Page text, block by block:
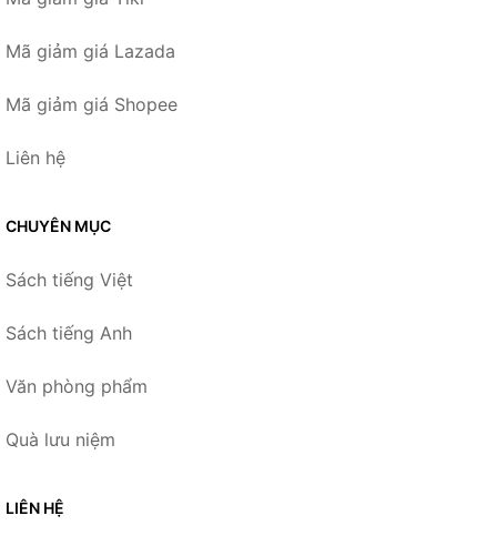
Mã giảm giá Lazada
Mã giảm giá Shopee
Liên hệ
CHUYÊN MỤC
Sách tiếng Việt
Sách tiếng Anh
Văn phòng phẩm
Quà lưu niệm
LIÊN HỆ